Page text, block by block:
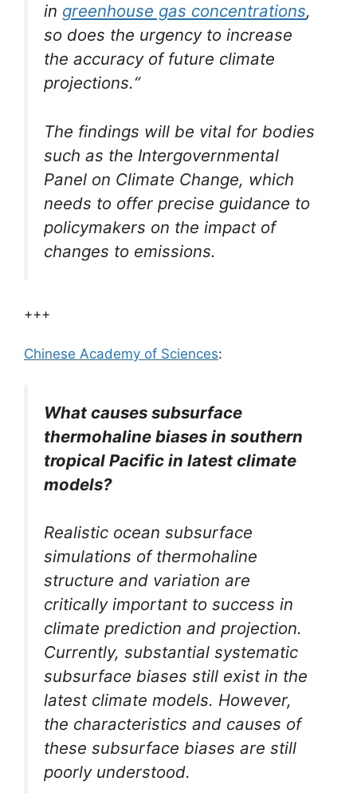
in greenhouse gas concentrations,
so does the urgency to increase
the accuracy of future climate
projections.“
The findings will be vital for bodies
such as the Intergovernmental
Panel on Climate Change, which
needs to offer precise guidance to
policymakers on the impact of
changes to emissions.
+++
Chinese Academy of Sciences:
What causes subsurface
thermohaline biases in southern
tropical Pacific in latest climate
models?
Realistic ocean subsurface
simulations of thermohaline
structure and variation are
critically important to success in
climate prediction and projection.
Currently, substantial systematic
subsurface biases still exist in the
latest climate models. However,
the characteristics and causes of
these subsurface biases are still
poorly understood.